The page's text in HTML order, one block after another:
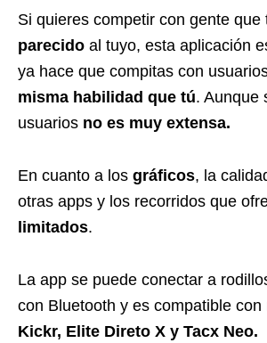
Si quieres competir con gente que
parecido al tuyo, esta aplicación
ya hace que compitas con
misma habilidad que tú. Aunque
usuarios no es muy extensa.
En cuanto a los gráficos, la
otras apps y los recorridos que
limitados.
La app se puede conectar a
con Bluetooth y es compatible con
Kickr, Elite Direto X y Tacx Neo.